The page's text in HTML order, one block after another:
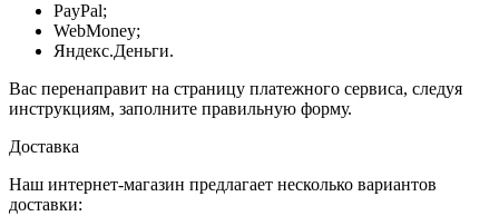
PayPal;
WebMoney;
Яндекс.Деньги.
Вас перенаправит на страницу платежного сервиса, следуя
инструкциям, заполните правильную форму.
Доставка
Наш интернет-магазин предлагает несколько вариантов
доставки: